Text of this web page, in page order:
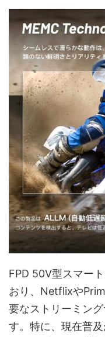
FPD 50V型スマー
おり、Netflixや
要なストリーミン
す。特に、現在普